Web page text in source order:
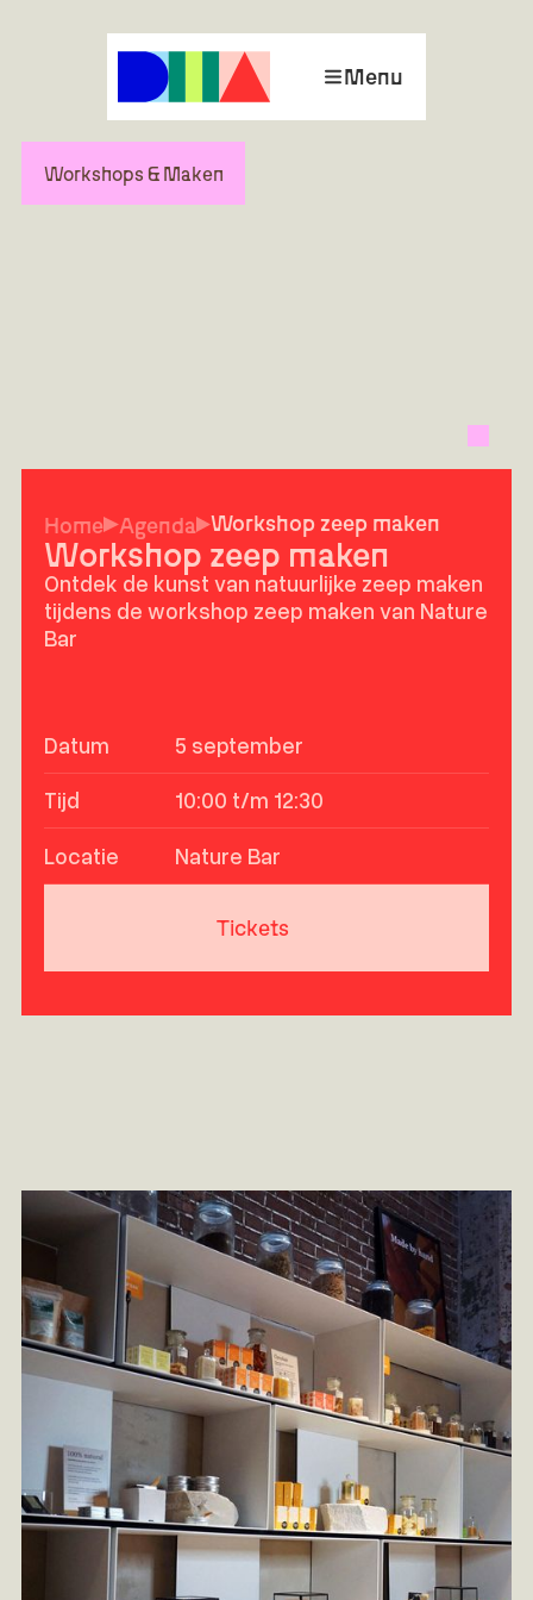
Menu
Home Agenda Workshop zeep maken
Workshop zeep maken
Ontdek de kunst van natuurlijke zeep maken
tijdens de workshop zeep maken van Nature
Bar
Datum 5 september
Tijd 10:00 t/m 12:30
Locatie Nature Bar
Tickets
Workshops & Maken